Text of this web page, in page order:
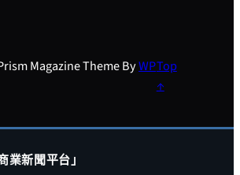
Magazine Theme ByWPTop
↑
業新聞平台」